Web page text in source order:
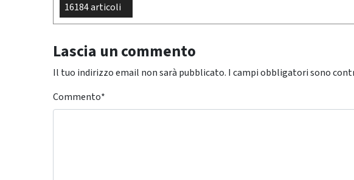
16184 articoli
Lascia un commento
Il tuo indirizzo email non sarà pubblicato. I campi obbligatori sono
Commento*